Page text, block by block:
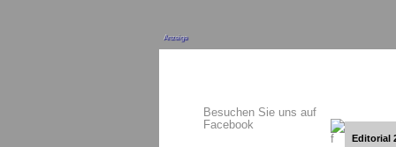
Anzeige
Besuchen Sie uns auf
Facebook
Editorial